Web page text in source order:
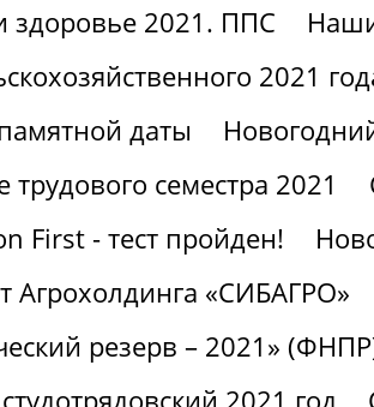
здоровье 2021. ППС
2021
даты
семестра 2021
First - тест пройден!
Агрохолдинга «СИБАГРО»
резерв – 2021»
2021 год